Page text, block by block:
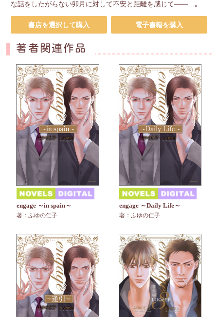
な話をしたがらない卯月に対して不安と距離を感じて――…｡
書店を選択して購入 電子書籍を購入
著者関連作品
engage ～in spain～
著：ふゆの仁子
engage ～Daily Life～
著：ふゆの仁子